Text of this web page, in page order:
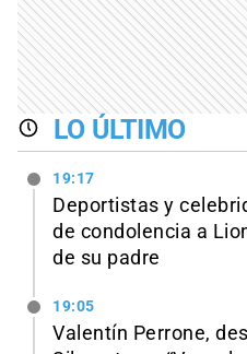
LO ÚLTIMO
19:17
Deportistas y
de condolencia a
de su padre
19:05
Valentín Perrone,